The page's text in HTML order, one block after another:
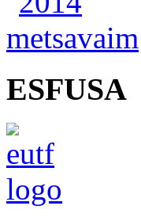
ESFUSA